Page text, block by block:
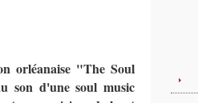
orléanaise "The Soul
son d'une soul music